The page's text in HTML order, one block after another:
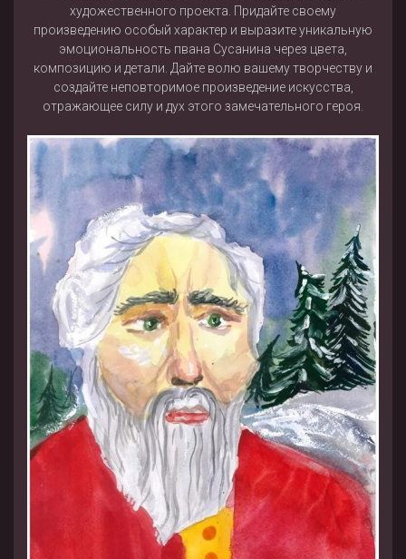
художественного проекта. Придайте своему
произведению особый характер и выразите уникальную
эмоциональность пвана Сусанина через цвета,
композицию и детали. Дайте волю вашему творчеству и
создайте неповторимое произведение искусства,
отражающее силу и дух этого замечательного героя.